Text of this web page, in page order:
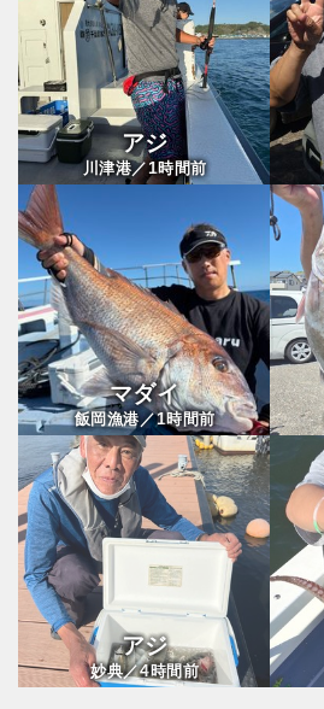
アジ
川津港／1時間前
マダイ
飯岡漁港／1時間前
アジ
妙典／4時間前